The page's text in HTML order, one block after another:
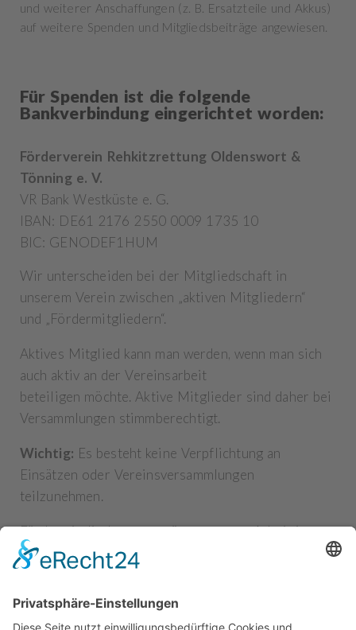
und weiterer Anschaffungen (z. B. Ersatzteile und Akkus)
auf weitere Spenden und Mitgliedsbeiträge angewiesen.
Für Spenden ist die folgende
Bankverbindung eingerichtet worden:
Förderverein Rehkitzrettung Oldenswort &
Tönning e. V.
VR Bank Westküste e. G.
IBAN: DE61 2176 2550 0009 1735 10
BIC: GENODEF1HUM
Wir unterscheiden bei der Mitgliedschaft in
unserem Verein zwischen „aktiven Mitgliedern“
und „Fördermitgliedern“.
Aktives Mitglied kann man werden, wenn man sich
auch aktiv an der Vereinsarbeit
beteiligen möchte. Aktive Mitglieder sind daher bei
Versammlungen stimmberechtigt.
Wichtig: Es besteht keine Verpflichtung an
Einsätzen oder Vereinsversammlungen
teilzunehmen.
Fördermitglieder unterstützen unsere Arbeit in
erster Linie finanziell. Sie haben bei
Versammlungen kein Stimmrecht.